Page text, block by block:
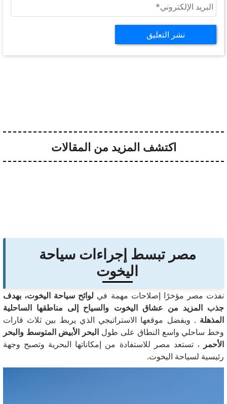
نشر التعليق
اكتشف المزيد من المقالات
مصر تبسط إجراءات سياحة
اليخوت
نفذت مصر مؤخرًا إصلاحات مهمة في لوائح سياحة اليخوت، بهدف
جذب المزيد من عشاق اليخوت والسياح إلى مناطقها الساحلية
المذهلة . وبفضل موقعها الاستراتيجي الذي يربط بين ثلاث قارات
وخط ساحلي واسع النطاق على طول البحر الأبيض المتوسط ​​والبحر
الأحمر ، تستعد مصر للاستفادة من إمكاناتها البحرية وتصبح وجهة
رئيسية لسياحة اليخوت.